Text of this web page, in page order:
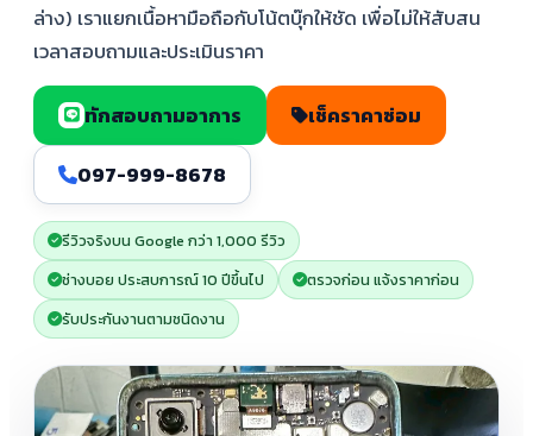
ล่าง) เราแยกเนื้อหามือถือกับโน้ตบุ๊กให้ชัด เพื่อไม่ให้สับสน
เวลาสอบถามและประเมินราคา
ทักสอบถามอาการ เช็คราคาซ่อม
097-999-8678
รีวิวจริงบน Google กว่า 1,000 รีวิว
ช่างบอย ประสบการณ์ 10 ปีขึ้นไป
ตรวจก่อน แจ้งราคาก่อน
รับประกันงานตามชนิดงาน